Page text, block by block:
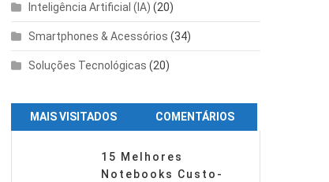
Inteligência Artificial (IA) (20)
Smartphones & Acessórios (34)
Soluções Tecnológicas (20)
MAIS VISITADOS COMENTÁRIOS
15 Melhores
Notebooks Custo-